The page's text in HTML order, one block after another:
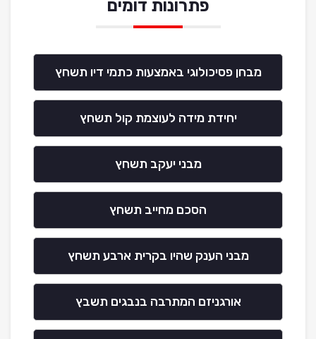
פתרונות דומים
מבחן פסיכולוגי באמצעות כתמי דיו תשחץ
יחידת מידה לעוצמת קול תשחץ
מבני יעקב תשחץ
הסכם מחייב תשחץ
מבני הענק שהיו בקרית ארבע תשחץ
אורגניזם המתרבה בנבגים תשבץ